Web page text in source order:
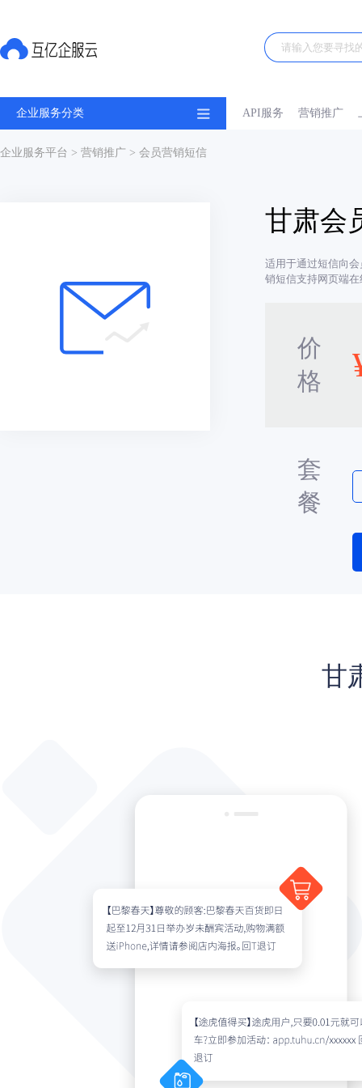
企业服务分类 API服务 营销推广
企业服务平台 > 营销推广 > 会员营销短信
甘肃会
适用于通过短信向
销短信支持网页端
价
格
套
餐
甘